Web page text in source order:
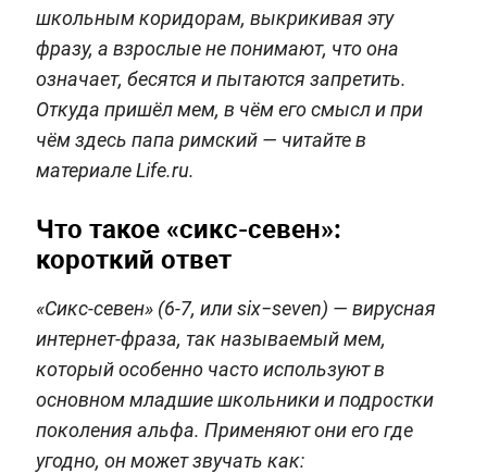
школьным коридорам, выкрикивая эту
фразу, а взрослые не понимают, что она
означает, бесятся и пытаются запретить.
Откуда пришёл мем, в чём его смысл и при
чём здесь папа римский — читайте в
материале Life.ru.
Что такое «сикс-севен»:
короткий ответ
«Сикс‑севен» (6-7, или six−seven) — вирусная
интернет‑фраза, так называемый мем,
который особенно часто используют в
основном младшие школьники и подростки
поколения альфа. Применяют они его где
угодно, он может звучать как: